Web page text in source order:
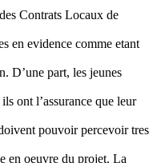
Contrats Locaux de
en evidence comme etant
D’une part, les jeunes
ont l’assurance que leur
pouvoir percevoir tres
en oeuvre du projet. La